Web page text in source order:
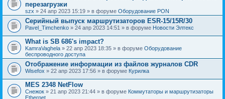
перезагрузки
szx » 24 апр 2023 15:19 » в форуме Оборудование PON
Серийный выпуск маршрутизаторов ESR-15/15R/30
Pavel_Timchenko » 24 апр 2023 14:51 » в форуме Новости Элтекс
What is SB 686's impact?
KamraVaghela » 22 апр 2023 18:35 » в форуме Оборудование
беспроводного доступа
Отображение информации из файлов журналов CDR
Wisefox » 22 апр 2023 17:56 » в форуме Курилка
MES 2348 NetFlow
Снежок » 21 апр 2023 21:44 » в форуме Коммутаторы и маршрутизаторы
Ethernet